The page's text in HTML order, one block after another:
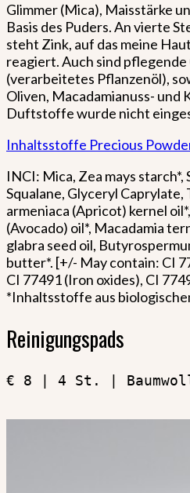
Glimmer (Mica), Maisstärke
Basis des Puders. An vierte
steht Zink, auf das meine
reagiert. Auch sind pflegende
(verarbeitetes Pflanzenöl),
Oliven, Macadamianuss- und
Duftstoffe wurde nicht
Inhaltsstoffe Precious
INCI: Mica, Zea mays starch*,
Squalane, Glyceryl Caprylate,
armeniaca (Apricot) kernel
(Avocado) oil*, Macadamia
glabra seed oil,
butter*. [+/- May contain: CI
CI 77491 (Iron oxides), CI
*Inhaltsstoffe aus
Reinigungspads
€ 8 | 4 St. |